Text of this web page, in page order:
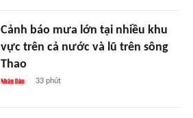
Cảnh báo mưa lớn tại nhiều khu
vực trên cả nước và lũ trên sông
Thao
33 phút